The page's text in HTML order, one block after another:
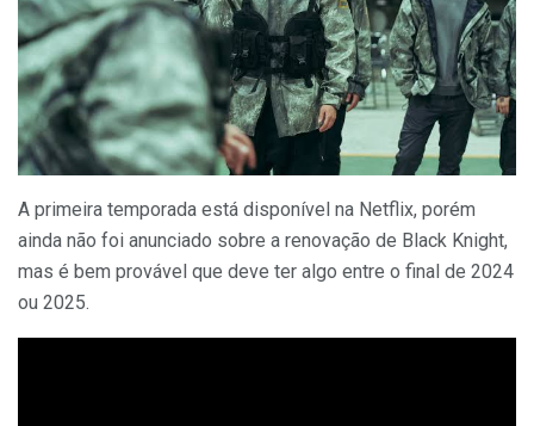
A primeira temporada está disponível na Netflix, porém
ainda não foi anunciado sobre a renovação de Black Knight,
mas é bem provável que deve ter algo entre o final de 2024
ou 2025.